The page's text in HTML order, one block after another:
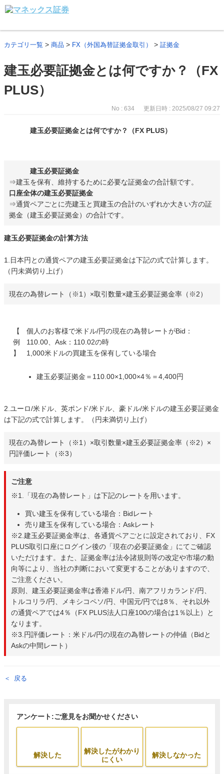
カテゴリ一覧 > 商品 > FX（外国為替証拠金取引） > 証拠金
建玉必要証拠金とは何ですか？（FX
PLUS）
No : 634 更新日時 : 2025/08/27 09:27
建玉必要証拠金とは何ですか？（FX PLUS）
建玉必要証拠金
⇒建玉を保有、維持するために必要な証拠金の合計額です。
口座全体の建玉必要証拠金
⇒通貨ペアごとに売建玉と買建玉の合計のいずれか大きい方の証
拠金（建玉必要証拠金）の合計です。
建玉必要証拠金の計算方法
1.日本円との通貨ペアの建玉必要証拠金は下記の式で計算します。
（円未満切り上げ）
現在の為替レート（※1）×取引数量×建玉必要証拠金率（※2）
【
例
】
個人のお客様で米ドル/円の現在の為替レートがBid：
110.00、Ask：110.02の時
1,000米ドルの買建玉を保有している場合
建玉必要証拠金＝110.00×1,000×4％＝4,400円
2.ユーロ/米ドル、英ポンド/米ドル、豪ドル/米ドルの建玉必要証拠金
は下記の式で計算します。（円未満切り上げ）
現在の為替レート（※1）×取引数量×建玉必要証拠金率（※2）×
円評価レート（※3）
ご注意
※1.「現在の為替レート」は下記のレートを用います。
買い建玉を保有している場合：Bidレート
売り建玉を保有している場合：Askレート
※2.建玉必要証拠金率は、各通貨ペアごとに設定されており、FX
PLUS取引口座にログイン後の「現在の必要証拠金」にてご確認
いただけます。また、証拠金率は法令諸規則等の改定や市場の動
向等により、当社の判断において変更することがありますので、
ご注意ください。
原則、建玉必要証拠金率は香港ドル/円、南アフリカランド/円、
トルコリラ/円、メキシコペソ/円、中国元/円では8％、それ以外
の通貨ペアでは4％（FX PLUS法人口座100の場合は1％以上）と
なります。
※3.円評価レート：米ドル/円の現在の為替レートの仲値（Bidと
Askの中間レート）
戻る
アンケート:ご意見をお聞かせください
解決した
解決したがわかり
にくい
解決しなかった